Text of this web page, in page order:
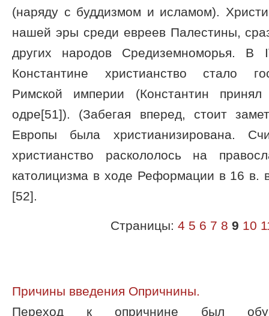
(наряду с буддизмом и исламом).
нашей эры среди евреев Палестины,
других народов Средиземноморья. В
Константине христианство стало
Римской империи (Константин
одре[51]). (Забегая вперед, стоит
Европы была христианизирована.
христианство раскололось на
католицизма в ходе Реформации в 16 в.
[52].
Страницы: 4 5 6 7 8 9 10
Причины введения Опричнины.
Переход к опричнине был